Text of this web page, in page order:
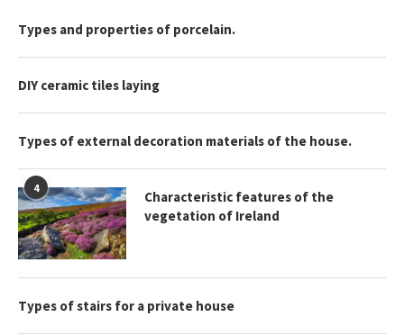
Types and properties of porcelain.
DIY ceramic tiles laying
Types of external decoration materials of the house.
4
Characteristic features of the
vegetation of Ireland
Types of stairs for a private house